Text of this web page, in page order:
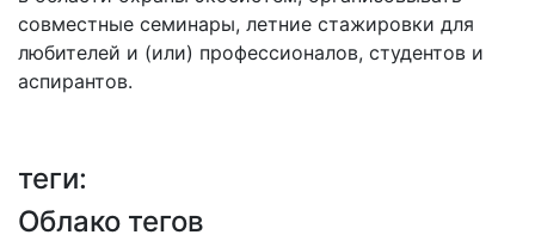
совместные семинары, летние стажировки для
любителей и (или) профессионалов, студентов и
аспирантов.
теги:
Облако тегов